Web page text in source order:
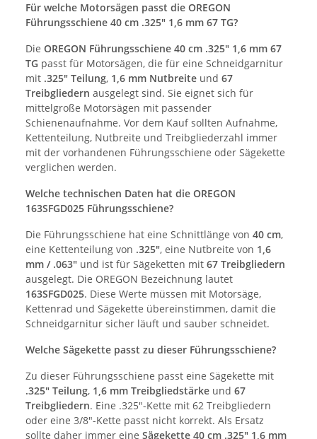
Für welche Motorsägen passt die OREGON
Führungsschiene 40 cm .325" 1,6 mm 67 TG?
Die OREGON Führungsschiene 40 cm .325" 1,6 mm 67
TG passt für Motorsägen, die für eine Schneidgarnitur
mit .325" Teilung, 1,6 mm Nutbreite und 67
Treibgliedern ausgelegt sind. Sie eignet sich für
mittelgroße Motorsägen mit passender
Schienenaufnahme. Vor dem Kauf sollten Aufnahme,
Kettenteilung, Nutbreite und Treibgliederzahl immer
mit der vorhandenen Führungsschiene oder Sägekette
verglichen werden.
Welche technischen Daten hat die OREGON
163SFGD025 Führungsschiene?
Die Führungsschiene hat eine Schnittlänge von 40 cm,
eine Kettenteilung von .325", eine Nutbreite von 1,6
mm / .063" und ist für Sägeketten mit 67 Treibgliedern
ausgelegt. Die OREGON Bezeichnung lautet
163SFGD025. Diese Werte müssen mit Motorsäge,
Kettenrad und Sägekette übereinstimmen, damit die
Schneidgarnitur sicher läuft und sauber schneidet.
Welche Sägekette passt zu dieser Führungsschiene?
Zu dieser Führungsschiene passt eine Sägekette mit
.325" Teilung, 1,6 mm Treibgliedstärke und 67
Treibgliedern. Eine .325"-Kette mit 62 Treibgliedern
oder eine 3/8"-Kette passt nicht korrekt. Als Ersatz
sollte daher immer eine Sägekette 40 cm .325" 1,6 mm